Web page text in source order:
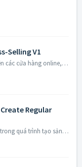
Selling V1
Khi khách hàng trải nghiệm mua sắm trên các cửa hàng online, họ thường thấy những banner quảng cáo các phiên bản sản phẩm đắt hơn hoặc sản phẩm có thể liên ...
Regular
Tính năng Preset Preset là tính năng mà trong quá trình tạo sản phẩm và show lên store, hệ thống sẽ tự động điền một số thông tin về sản phẩm, giúp bạn...